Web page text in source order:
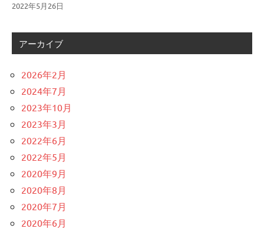
2022年5月26日
アーカイブ
2026年2月
2024年7月
2023年10月
2023年3月
2022年6月
2022年5月
2020年9月
2020年8月
2020年7月
2020年6月